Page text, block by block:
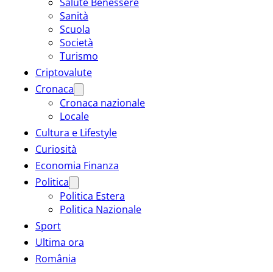
Sanità
Scuola
Società
Turismo
Criptovalute
Cronaca
Cronaca nazionale
Locale
Cultura e Lifestyle
Curiosità
Economia Finanza
Politica
Politica Estera
Politica Nazionale
Sport
Ultima ora
România